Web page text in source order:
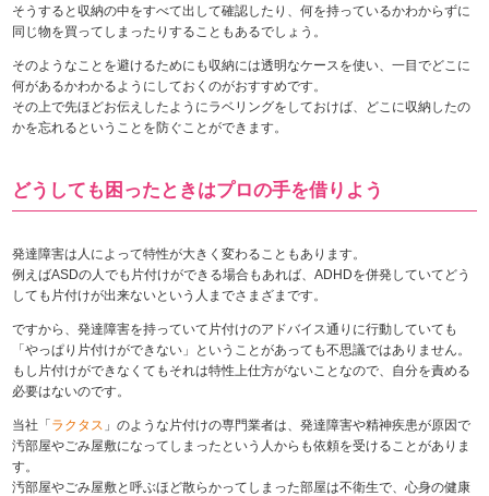
そうすると収納の中をすべて出して確認したり、何を持っているかわからずに
同じ物を買ってしまったりすることもあるでしょう。
そのようなことを避けるためにも収納には透明なケースを使い、一目でどこに
何があるかわかるようにしておくのがおすすめです。
その上で先ほどお伝えしたようにラベリングをしておけば、どこに収納したの
かを忘れるということを防ぐことができます。
どうしても困ったときはプロの手を借りよう
発達障害は人によって特性が大きく変わることもあります。
例えばASDの人でも片付けができる場合もあれば、ADHDを併発していてどう
しても片付けが出来ないという人までさまざまです。
ですから、発達障害を持っていて片付けのアドバイス通りに行動していても
「やっぱり片付けができない」ということがあっても不思議ではありません。
もし片付けができなくてもそれは特性上仕方がないことなので、自分を責める
必要はないのです。
当社「 ラクタス 」のような片付けの専門業者は、発達障害や精神疾患が原因で
汚部屋やごみ屋敷になってしまったという人からも依頼を受けることがありま
す。
汚部屋やごみ屋敷と呼ぶほど散らかってしまった部屋は不衛生で、心身の健康